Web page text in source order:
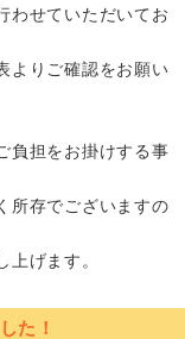
わせていただいてお
よりご確認をお願い
負担をお掛けする事
所存でございますの
上げます。
た！